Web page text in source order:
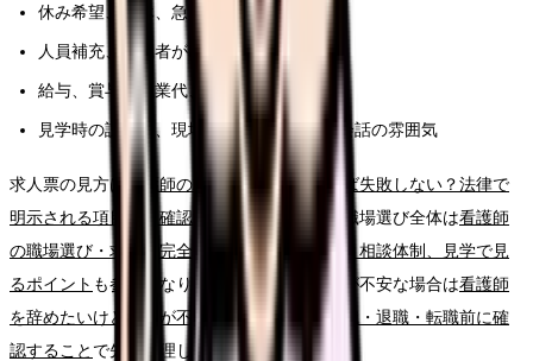
休み希望、有休、急な休みへの対応
人員補充、退職者が出た時の業務分担
給与、賞与、残業代、昇給、各種手当
見学時の説明と、現場スタッフの表情や会話の雰囲気
求人票の見方は
看護師の求人票、どこを見れば失敗しない？法律で
明示される項目から確認する読み方ガイド
、職場選び全体は看護師
の職場選び・求人票完全ガイド。条件、教育、相談体制、見学で見
るポイント も参考になります。給与や生活費が不安な場合は看護師
を辞めたいけどお金が不安な時の考え方｜休職・退職・転職前に確
認すること で先に整理してください。